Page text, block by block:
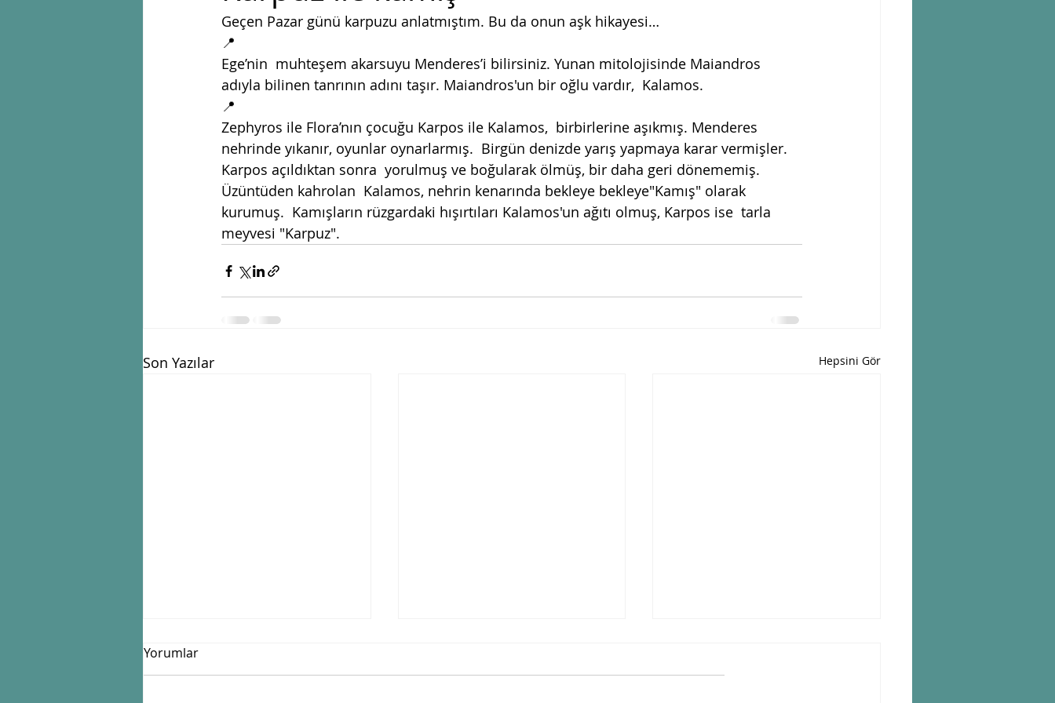
Geçen Pazar günü karpuzu anlatmıştım. Bu da onun aşk hikayesi…
📍
Ege’nin  muhteşem akarsuyu Menderes’i bilirsiniz. Yunan mitolojisinde Maiandros
adıyla bilinen tanrının adını taşır. Maiandros'un bir oğlu vardır,  Kalamos.
📍
Zephyros ile Flora’nın çocuğu Karpos ile Kalamos,  birbirlerine aşıkmış. Menderes
nehrinde yıkanır, oyunlar oynarlarmış.  Birgün denizde yarış yapmaya karar vermişler.
Karpos açıldıktan sonra  yorulmuş ve boğularak ölmüş, bir daha geri dönememiş.
Üzüntüden kahrolan  Kalamos, nehrin kenarında bekleye bekleye"Kamış" olarak
kurumuş.  Kamışların rüzgardaki hışırtıları Kalamos'un ağıtı olmuş, Karpos ise  tarla
meyvesi "Karpuz".
Son Yazılar Hepsini Gör
Yorumlar